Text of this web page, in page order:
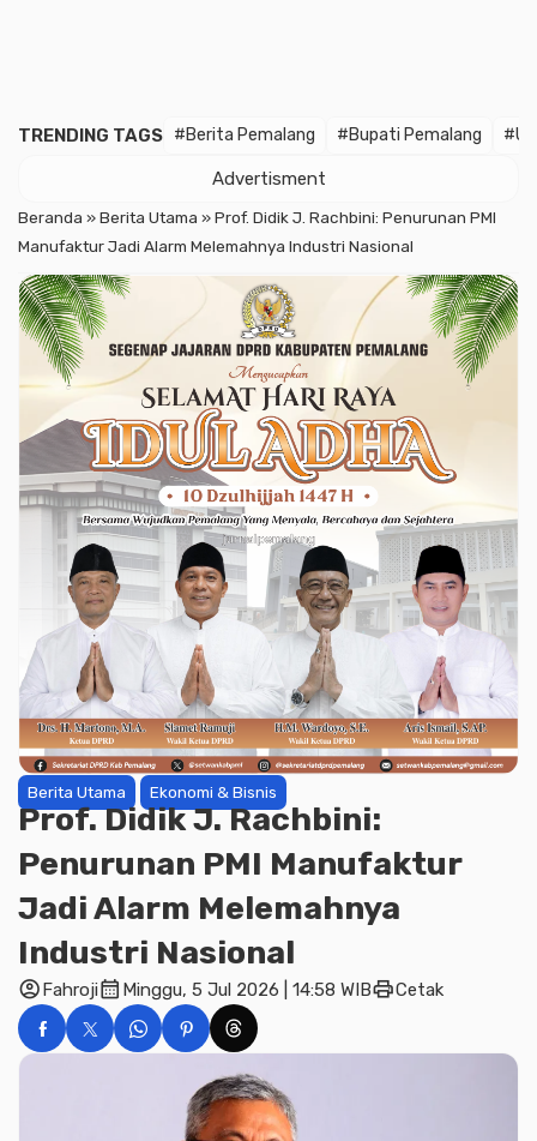
TRENDING TAGS #Berita Pemalang #Bupati Pemalang
Advertisment
Beranda »Berita Utama »Prof. Didik J. Rachbini: Penurunan PMI
Manufaktur Jadi Alarm Melemahnya Industri Nasional
Berita Utama Ekonomi & Bisnis
Prof. Didik J. Rachbini:
Penurunan PMI Manufaktur
Jadi Alarm Melemahnya
Industri Nasional
account_circleFahrojicalendar_month Minggu, 5 Jul 2026 | 14:58 WIBprintCetak